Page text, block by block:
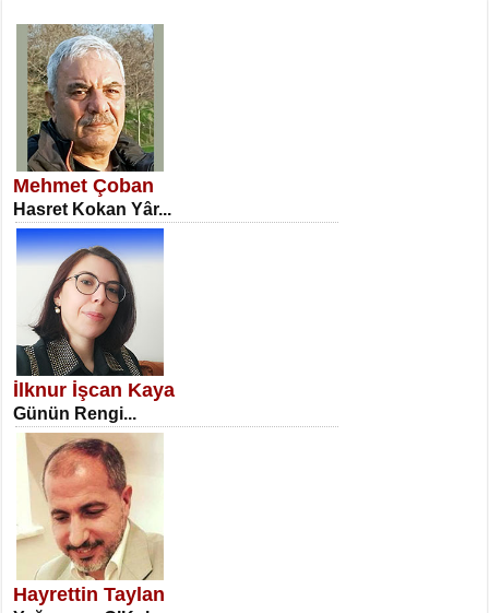
SATILMIŞ ÜMİT ÇETİNKAYA
Erkenlik...
NECLA DİLEK ARSLAN
Öğretmenler Günü Mahkemesi...
İSA KARATEPE
Ekranlar Arasında Kaybolan İnsan...
Mehmet Çoban
Hasret Kokan Yâr...
İlknur İşcan Kaya
Günün Rengi...
Hayrettin Taylan